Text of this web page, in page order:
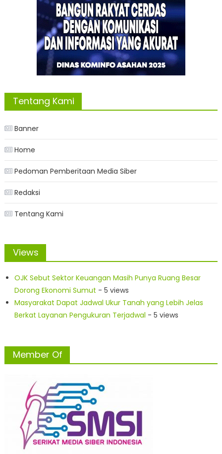
Tentang Kami
Banner
Home
Pedoman Pemberitaan Media Siber
Redaksi
Tentang Kami
Views
OJK Sebut Sektor Keuangan Masih Punya Ruang Besar
Dorong Ekonomi Sumut - 5 views
Masyarakat Dapat Jadwal Ukur Tanah yang Lebih Jelas
Berkat Layanan Pengukuran Terjadwal - 5 views
Member Of